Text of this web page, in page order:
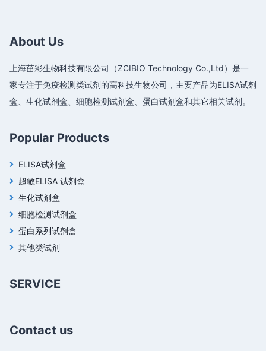
About Us
上海茁彩生物科技有限公司（ZCIBIO Technology Co.,Ltd）是一
家专注于免疫检测类试剂的高科技生物公司，主要产品为ELISA试剂
盒、生化试剂盒、细胞检测试剂盒、蛋白试剂盒和其它相关试剂。
Popular Products
ELISA试剂盒
超敏ELISA 试剂盒
生化试剂盒
细胞检测试剂盒
蛋白系列试剂盒
其他类试剂
SERVICE
Contact us